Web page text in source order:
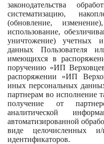
законодательства
систематизацию,
(обновление,
использование,
уничтожение) учетных
данных Пользователя
имеющихся в
поручению «ИП
распоряжении «ИП
иных персональных
партнерам во исполнение
получение от
аналитической
автоматизированной
виде целочисленных
идентификаторов.